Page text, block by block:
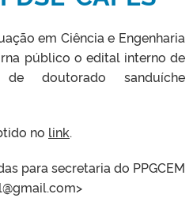
em Ciência e Engenharia
público o edital interno de
doutorado sanduíche
no link.
para secretaria do PPGCEM